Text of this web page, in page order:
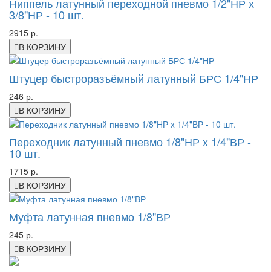
3/8"НР - 10 шт.
2915 р.
В КОРЗИНУ
Штуцер быстроразъёмный латунный БРС 1/4"НР
246 р.
В КОРЗИНУ
Переходник латунный пневмо 1/8"НР x 1/4"ВР -
10 шт.
1715 р.
В КОРЗИНУ
Муфта латунная пневмо 1/8"ВР
245 р.
В КОРЗИНУ